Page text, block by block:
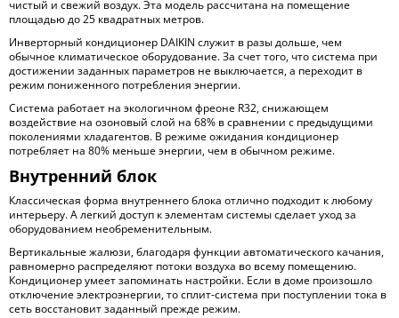
чистый и свежий воздух. Эта модель рассчитана на помещение
площадью до 25 квадратных метров.
Инверторный кондиционер DAIKIN служит в разы дольше, чем
обычное климатическое оборудование. За счет того, что система при
достижении заданных параметров не выключается, а переходит в
режим пониженного потребления энергии.
Система работает на экологичном фреоне R32, снижающем
воздействие на озоновый слой на 68% в сравнении с предыдущими
поколениями хладагентов. В режиме ожидания кондиционер
потребляет на 80% меньше энергии, чем в обычном режиме.
Внутренний блок
Классическая форма внутреннего блока отлично подходит к любому
интерьеру. А легкий доступ к элементам системы сделает уход за
оборудованием необременительным.
Вертикальные жалюзи, благодаря функции автоматического качания,
равномерно распределяют потоки воздуха во всему помещению.
Кондиционер умеет запоминать настройки. Если в доме произошло
отключение электроэнергии, то сплит-система при поступлении тока в
сеть восстановит заданный прежде режим.